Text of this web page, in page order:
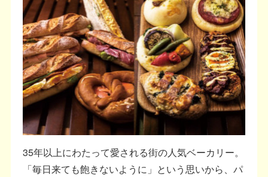
35年以上にわたって愛される街の人気ベーカリー。
「毎日来ても飽きないように」という思いから、パ